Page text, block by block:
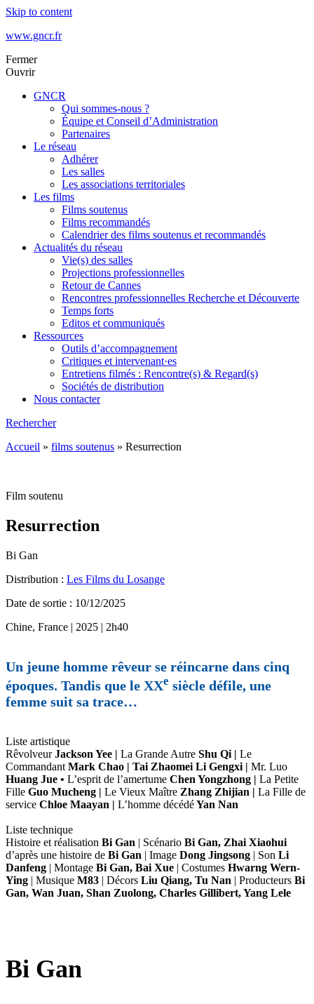
Skip to content
www.gncr.fr
Fermer
Ouvrir
GNCR
Qui sommes-nous ?
Équipe et Conseil d’Administration
Partenaires
Le réseau
Adhérer
Les salles
Les associations territoriales
Les films
Films soutenus
Films recommandés
Calendrier des films soutenus et recommandés
Actualités du réseau
Vie(s) des salles
Projections professionnelles
Retour de Cannes
Rencontres professionnelles Recherche et Découverte
Temps forts
Editos et communiqués
Ressources
Outils d’accompagnement
Critiques et intervenant·es
Entretiens filmés : Rencontre(s) & Regard(s)
Sociétés de distribution
Nous contacter
Rechercher
Accueil » films soutenus » Resurrection
Film soutenu
Resurrection
Bi Gan
Distribution : Les Films du Losange
Date de sortie : 10/12/2025
Chine, France | 2025 | 2h40
Un jeune homme rêveur se réincarne dans cinq
époques. Tandis que le XXe siècle défile, une
femme suit sa trace…
Liste artistique
RêvolveurJackson Yee | La Grande Autre Shu Qi | Le
CommandantMark Chao | Tai Zhaomei Li Gengxi |
Mr. Luo
Huang Jue • L’esprit de l’amertume Chen Yongzhong | La Petite
Fille Guo Mucheng | Le Vieux Maître Zhang Zhijian | La Fille de
service Chloe Maayan | L’homme décédéYan Nan
Liste technique
Histoire et réalisation Bi Gan | Scénario Bi Gan, Zhai Xiaohui
d’après une histoire de Bi Gan | Image Dong Jingsong | Son Li
Danfeng
| Montage Bi Gan, Bai Xue | Costumes Hwarng Wern-
Ying
| Musique M83 | Décors Liu Qiang, Tu Nan | Producteurs Bi
Gan, Wan Juan, Shan Zuolong, Charles Gillibert, Yang Lele
Bi Gan